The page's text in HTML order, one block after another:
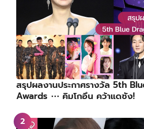
สรุปผลงานประกาศรางวัล 5th
Awards ⋯ คิมโกอึน คว้าแดซัง!